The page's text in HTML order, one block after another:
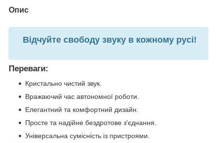
Опис
Відчуйте свободу звуку в кожному русі!
Переваги:
Кристально чистий звук.
Вражаючий час автономної роботи.
Елегантний та комфортний дизайн.
Просте та надійне бездротове з'єднання.
Універсальна сумісність із пристроями.